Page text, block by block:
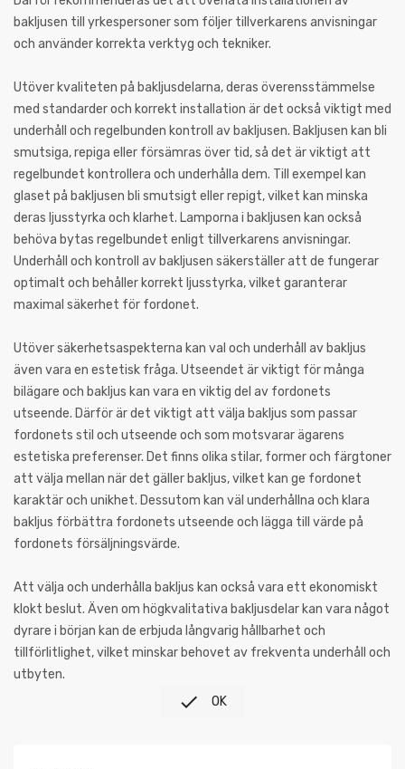
bakljusen till yrkespersoner som följer tillverkarens anvisningar
och använder korrekta verktyg och tekniker.
Utöver kvaliteten på bakljusdelarna, deras överensstämmelse
med standarder och korrekt installation är det också viktigt med
underhåll och regelbunden kontroll av bakljusen. Bakljusen kan bli
smutsiga, repiga eller försämras över tid, så det är viktigt att
regelbundet kontrollera och underhålla dem. Till exempel kan
glaset på bakljusen bli smutsigt eller repigt, vilket kan minska
deras ljusstyrka och klarhet. Lamporna i bakljusen kan också
behöva bytas regelbundet enligt tillverkarens anvisningar.
Underhåll och kontroll av bakljusen säkerställer att de fungerar
optimalt och behåller korrekt ljusstyrka, vilket garanterar
maximal säkerhet för fordonet.
Utöver säkerhetsaspekterna kan val och underhåll av bakljus
även vara en estetisk fråga. Utseendet är viktigt för många
bilägare och bakljus kan vara en viktig del av fordonets
utseende. Därför är det viktigt att välja bakljus som passar
fordonets stil och utseende och som motsvarar ägarens
estetiska preferenser. Det finns olika stilar, former och färgtoner
att välja mellan när det gäller bakljus, vilket kan ge fordonet
karaktär och unikhet. Dessutom kan väl underhållna och klara
bakljus förbättra fordonets utseende och lägga till värde på
fordonets försäljningsvärde.
Att välja och underhålla bakljus kan också vara ett ekonomiskt
klokt beslut. Även om högkvalitativa bakljusdelar kan vara något
dyrare i början kan de erbjuda långvarig hållbarhet och
tillförlitlighet, vilket minskar behovet av frekventa underhåll och
utbyten.
 OK